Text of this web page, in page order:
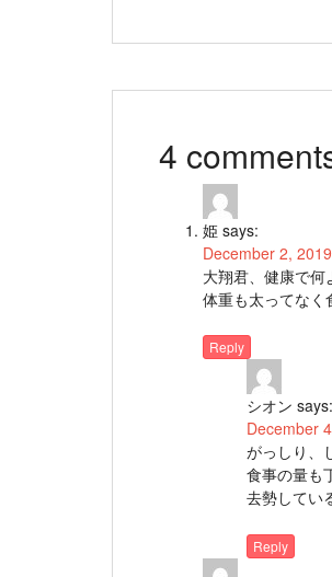
4
姫 says:
December 2,
大翔君、健康で何
体重も太ってなく
Reply
シオン says:
December
がっしり、
食事の量も
去勢してい
Reply